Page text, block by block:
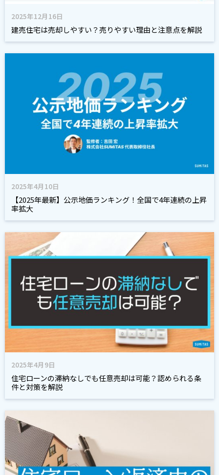
2025年12月16日
建売住宅は売却しやすい？売りやすい理由と注意点を解説
2025年4月10日
【2025年最新】公示地価ランキング！全国で4年連続の上昇
率拡大
2025年4月9日
住宅ローンの滞納なしでも任意売却は可能？認められる条
件と対策を解説